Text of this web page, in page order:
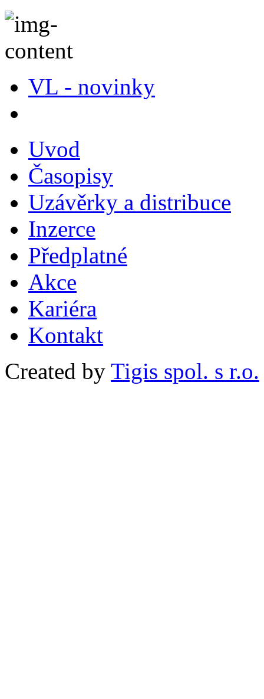
VL - novinky
Uvod
Časopisy
Uzávěrky a distribuce
Inzerce
Předplatné
Akce
Kariéra
Kontakt
Created by Tigis spol. s r.o.